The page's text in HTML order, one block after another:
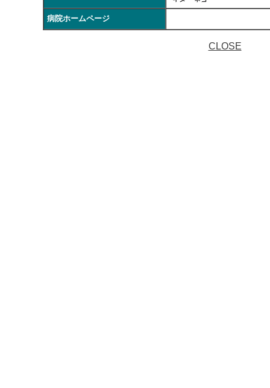
病院ホームページ
CLOSE